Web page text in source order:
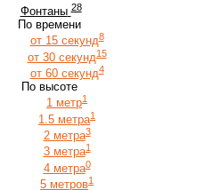
Фонтаны 28
По времени
от 15 секунд8
от 30 секунд15
от 60 секунд4
По высоте
1 метр1
1.5 метра1
2 метра3
3 метра1
4 метра0
5 метров1